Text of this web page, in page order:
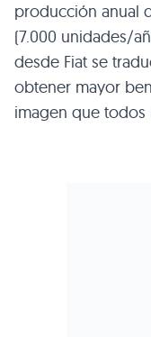
producción anual
(7.000 unidades/
desde Fiat se
obtener mayor
imagen que todos